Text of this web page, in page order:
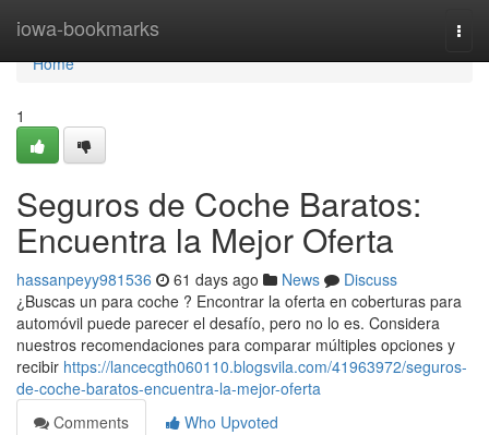
iowa-bookmarks
Home
Home
1
Seguros de Coche Baratos:
Encuentra la Mejor Oferta
hassanpeyy981536 61 days ago News
Discuss
¿Buscas un para coche ? Encontrar la oferta en coberturas para
automóvil puede parecer el desafío, pero no lo es. Considera
nuestros recomendaciones para comparar múltiples opciones y
recibir https://lancecgth060110.blogsvila.com/41963972/seguros-
de-coche-baratos-encuentra-la-mejor-oferta
Comments
Who Upvoted